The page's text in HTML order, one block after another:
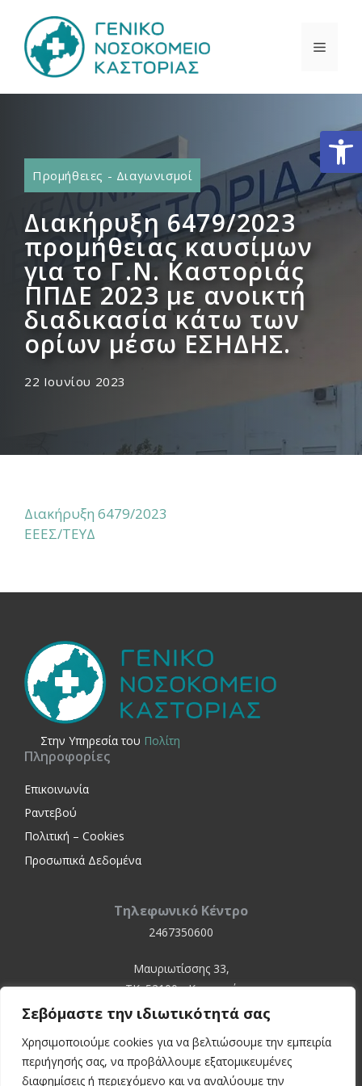
Σεβόμαστε την ιδιωτικότητά σας
Χρησιμοποιούμε cookies για να βελτιώσουμε την εμπειρία
περιήγησής σας, να προβάλλουμε εξατομικευμένες
διαφημίσεις ή περιεχόμενο και να αναλύουμε την
περιεχόμενο
Προμήθειες - Διαγωνισμοί
Διακήρυξη 6479/2023
προμήθειας καυσίμων
για το Γ.Ν. Καστοριάς
ΠΠΔΕ 2023 με ανοικτή
διαδικασία κάτω των
ορίων μέσω ΕΣΗΔΗΣ.
22 Ιουνίου 2023
Διακήρυξη 6479/2023
ΕΕΕΣ/ΤΕΥΔ
Στην Yπηρεσία του Πολίτη
Πληροφορίες
Επικοινωνία
Ραντεβού
Πολιτική – Cookies
Προσωπικά Δεδομένα
Τηλεφωνικό Κέντρο
2467350600
Μαυριωτίσσης 33,
ΤΚ. 52100 - Καστοριά